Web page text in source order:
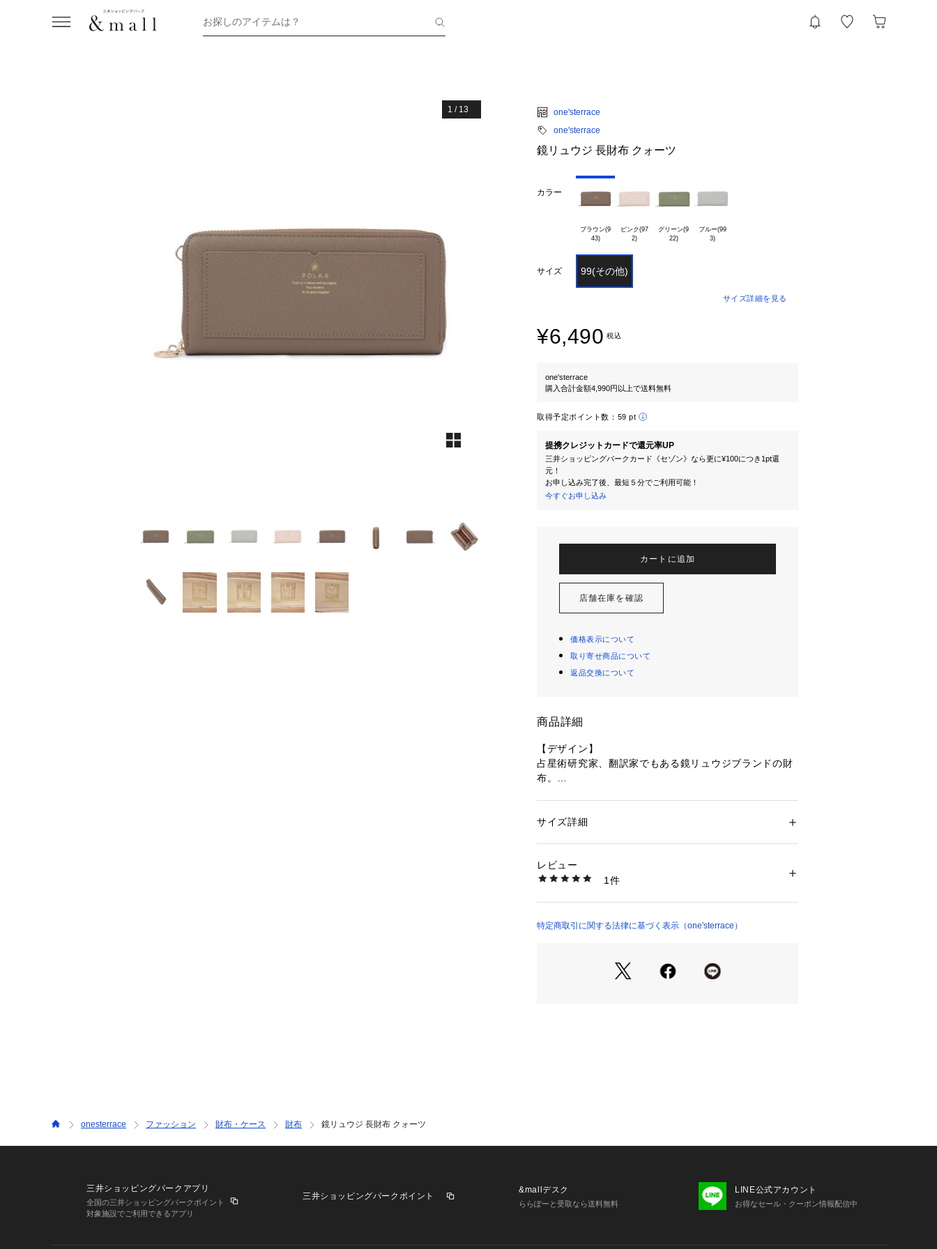
お探しのアイテムは？
1 / 13
one'sterrace
one'sterrace
鏡リュウジ 長財布 クォーツ
カラー
ブラウン(9
43)
ピンク(97
グリーン(9
22)
ブルー(99
サイズ 99(その他)
サイズ詳細を見る
¥6,490 税込
one'sterrace
購入合計金額4,990円以上で送料無料
取得予定ポイント数： 59 pt
提携クレジットカードで還元率UP
三井ショッピングパークカード《セゾン》なら更に¥100につき1pt還
元！
お申し込み完了後、最短５分でご利用可能！
今すぐお申し込み
カートに追加
店舗在庫を確認
価格表示について
取り寄せ商品について
返品交換について
商品詳細
【デザイン】
占星術研究家、翻訳家でもある鏡リュウジブランドの財
布。
カラーそれぞれに違うタロットが明記してあります。
＊＊＊
気になるアイテムはお気に入り登録がおすすめ！
に追加できます。
マイページからお気に入りアイテムの一覧もチェックで
性別：レディース
商品番号：
410-14871 （ショップ）
サイズ詳細
レビュー
1件
特定商取引に関する法律に基づく表示（one'sterrace）
onesterrace ファッション 財布・ケース 財布 鏡リュウジ 長財布 クォーツ
三井ショッピングパークアプリ
全国の三井ショッピングパークポイント
対象施設でご利用できるアプリ
三井ショッピングパークポイント
&mallデスク
ららぽーと受取なら送料無料
LINE公式アカウント
お得なセール・クーポン情報配信中